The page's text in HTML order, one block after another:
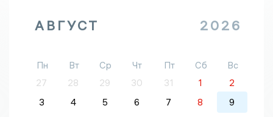
АВГУСТ 2026
Пн Вт Ср Чт Пт Сб
Вс
27
28 29 30 31 1
2
3
4 5 6 7 8
9